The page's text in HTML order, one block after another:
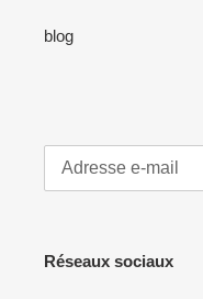
blog
Réseaux sociaux